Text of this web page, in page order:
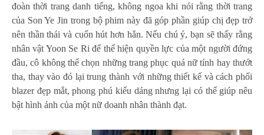
đoàn thời trang danh tiếng, không ngoa khi nói rằng thời trang
của Son Ye Jin trong bộ phim này đã góp phần giúp chị đẹp trở
nên thần thái và cuốn hút hơn hẳn. Nếu chú ý, bạn sẽ thấy rằng
nhân vật Yoon Se Ri để thể hiện quyền lực của một người đứng
đầu, cô không thể chọn những trang phục quá nữ tính hay thướt
tha, thay vào đó lại trung thành với những thiết kế và cách phối
blazer đẹp mắt, phong phú kiểu dáng nhưng lại có thể giúp nêu
bật hình ảnh của một nữ doanh nhân thành đạt.